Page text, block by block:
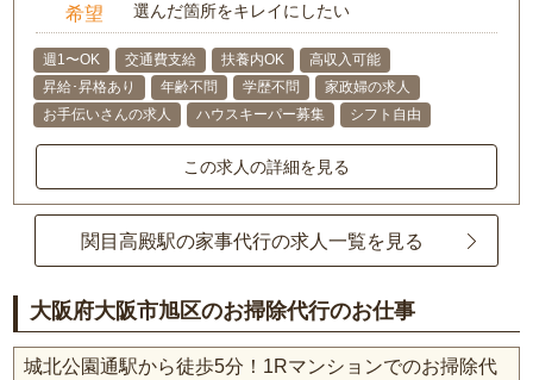
希望 選んだ箇所をキレイにしたい
週1〜OK 交通費支給 扶養内OK
高収入可能
昇給･昇格あり
年齢不問 学歴不問
家政婦の求人
お手伝いさんの求人
ハウスキーパー募集 シフト自由
この求人の詳細を見る
関目高殿駅の家事代行の求人一覧を見る
大阪府大阪市旭区のお掃除代行のお仕事
城北公園通駅から徒歩5分！1Rマンションでのお掃除代